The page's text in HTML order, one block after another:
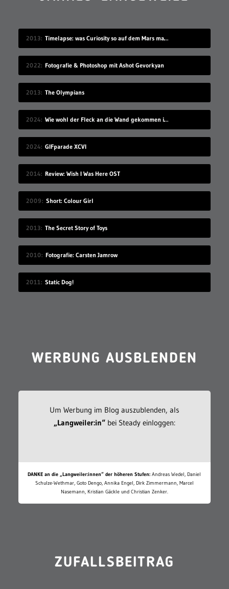
2013 Timelapse: was Curiosity so auf dem Mars macht
2022 Fotografie & Photoshop mit Ashot Gevorkyan
2013 The Olympians
2024 Wie wohl der Fleck an die Wand gekommen ist?
2024 GIFparade XCVI
2014 Review: Wish I Was Here OST
2009 Short: Colour Girl
2013 The Secret Story of Toys
2010 Fotografie: Carsten Jamrow
2011 Static Dog!
WERBUNG AUSBLENDEN
Um Werbung im Blog auszublenden, als
„Langweiler:in“bei Steady einloggen:
DANKE an die „Langweiler:innen“ der höheren Stufen: Andreas Wedel, Daniel
Schulze-Wethmar, Goto Dengo, Annika Engel, Dirk Zimmermann, Marcel
Nasemann, Kristian Gäckle und Christian Zenker.
ZUFALLSBEITRAG